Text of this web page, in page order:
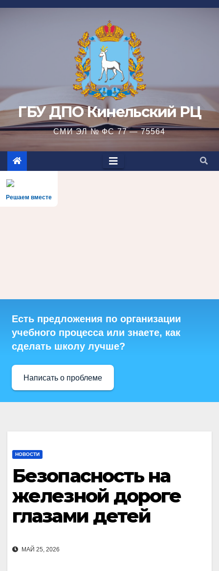
Перейти
ГБУ ДПО Кинельский РЦ
СМИ ЭЛ № ФС 77 — 75564
Решаем вместе
Есть предложения по организации
учебного процесса или знаете, как
сделать школу лучше?
Написать о проблеме
НОВОСТИ
Безопасность на
железной дороге
глазами детей
МАЙ 25, 2026